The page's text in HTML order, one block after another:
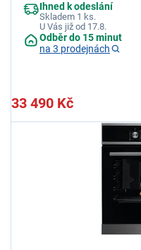
Ihned k odeslání
Skladem 1 ks.
U Vás již od 17.8.
Odběr do 15 minut
na 3 prodejnách
33 490 Kč